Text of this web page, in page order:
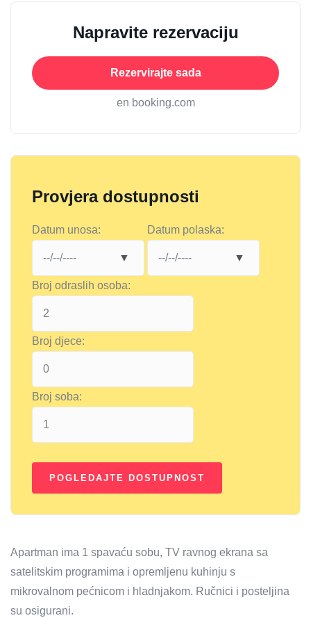
Napravite rezervaciju
Rezervirajte sada
en booking.com
Provjera dostupnosti
Datum unosa: Datum polaska:
Broj odraslih osoba:
Broj djece:
Broj soba:
Apartman ima 1 spavaću sobu, TV ravnog ekrana sa
satelitskim programima i opremljenu kuhinju s
mikrovalnom pećnicom i hladnjakom. Ručnici i posteljina
su osigurani.